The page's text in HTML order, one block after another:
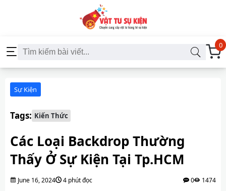
0
Sự Kiện
Tags: Kiến Thức
Các Loại Backdrop Thường
Thấy Ở Sự Kiện Tại Tp.HCM
June 16, 2024 4 phút đọc 0 1474